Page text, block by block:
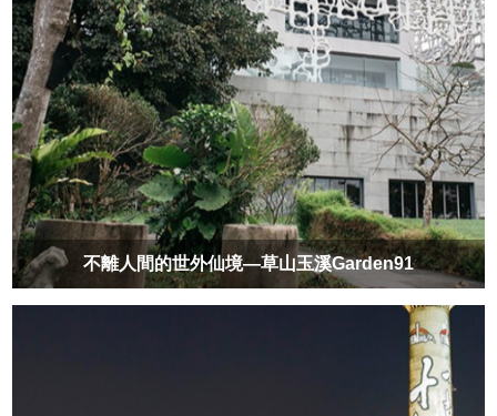
不離人間的世外仙境—草山玉溪Garden91